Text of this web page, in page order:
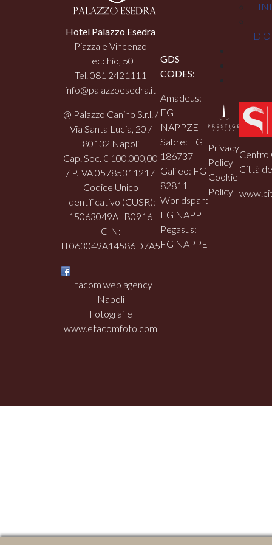
Hotel Palazzo Esedra
Piazzale Vincenzo
Tecchio, 50
Tel. 081 2421111
info@palazzoesedra.it
@ Palazzo Canino S.r.l. /
Via Santa Lucia, 20 /
80132 Napoli
Cap. Soc. € 100.000,00
/ P.IVA 05785311217
Codice Unico
Identificativo (CUSR):
15063049ALB0916
CIN:
IT063049A14586D7A5
Etacom web agency
Napoli
Fotografie
www.etacomfoto.com
GDS
CODES:
Amadeus:
FG
NAPPZE
Sabre: FG
186737
Galileo: FG
82811
Worldspan:
FG NAPPE
Pegasus:
FG NAPPE
Privacy
Policy
Cookie
Policy
Centro
Città